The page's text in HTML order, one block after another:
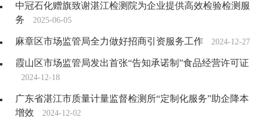
中冠石化赠旗致谢湛江检测院为企业提供高效检验检测服
务
2025-06-05
麻章区市场监管局全力做好招商引资服务工作 2024-12-27
霞山区市场监管局发出首张“告知承诺制”食品经营许可证
2024-12-18
广东省湛江市质量计量监督检测所“定制化服务”助企降本
增效
2024-12-02